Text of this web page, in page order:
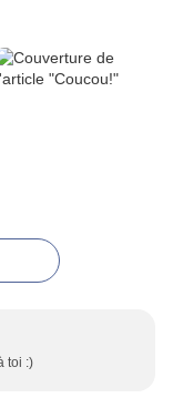
toi :)